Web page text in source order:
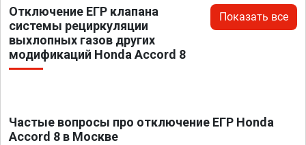
Отключение ЕГР клапана
системы рециркуляции
выхлопных газов других
модификаций Honda Accord 8
Показать все
Частые вопросы про отключение ЕГР Honda
Accord 8 в Москве